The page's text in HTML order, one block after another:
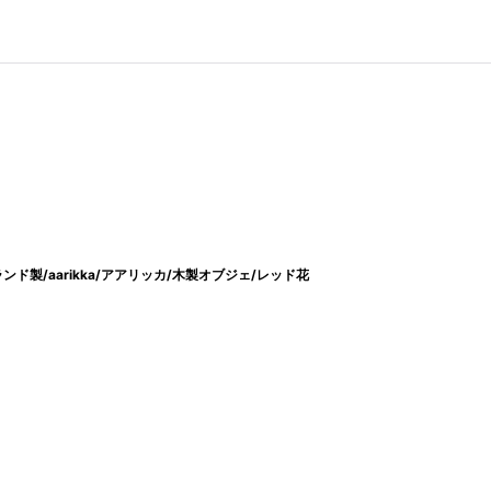
ド製/aarikka/アアリッカ/木製オブジェ/レッド花